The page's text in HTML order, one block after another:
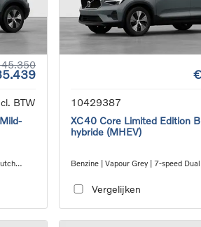
BTW
10429387
XC40 Core Limited Edition
hybride (MHEV)
Benzine | Vapour Grey | 7-speed
Vergelijken